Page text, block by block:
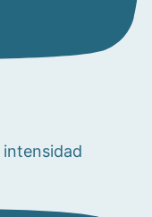
intensidad